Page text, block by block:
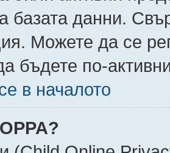
базата данни.
Можете да се
бъдете по-
в началото